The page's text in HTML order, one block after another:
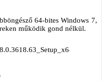
64-bites Windows 7,
működik gond nélkül.